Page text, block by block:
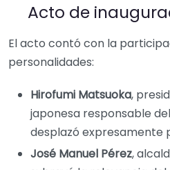
Acto de
El acto contó con la
personalidades:
Hirofumi Matsuoka,
japonesa responsable
desplazó expresamente
José Manuel Pérez,